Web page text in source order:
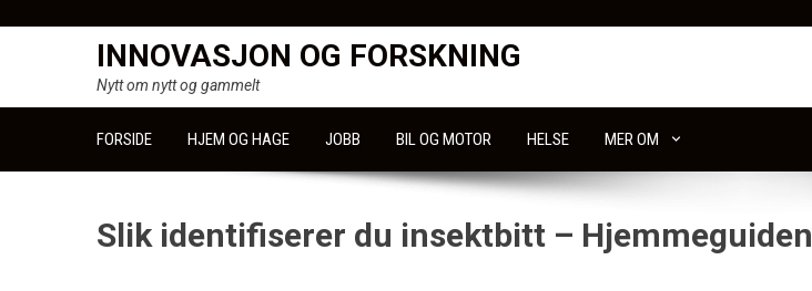
INNOVASJON OG FORSKNING
Nytt om nytt og gammelt
FORSIDE HJEM OG HAGE JOBB BIL OG MOTOR HELSE MER OM
Slik identifiserer du insektbitt – Hjemmeguiden